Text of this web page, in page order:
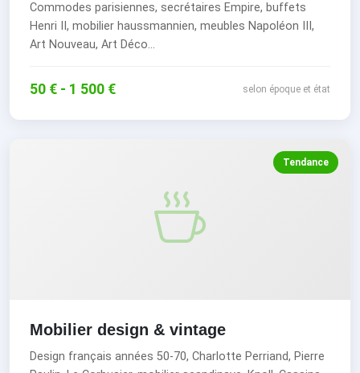
Commodes parisiennes, secrétaires Empire, buffets
Henri II, mobilier haussmannien, meubles Napoléon III,
Art Nouveau, Art Déco...
50 € - 1 500 € selon époque et état
Tendance
Mobilier design & vintage
Design français années 50-70, Charlotte Perriand, Pierre